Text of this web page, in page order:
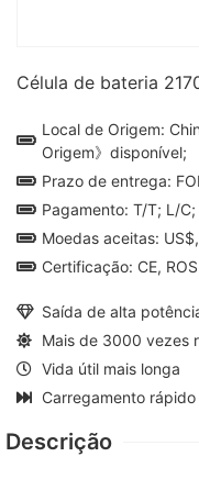
Célula de bateria
Local de Origem:
Origem》disponível;
Prazo de entrega:
Pagamento: T/T; L/C;
Moedas aceitas:
Certificação: CE,
Saída de alta
Mais de 3000 vezes
Vida útil mais longa
Carregamento rápido
Descrição